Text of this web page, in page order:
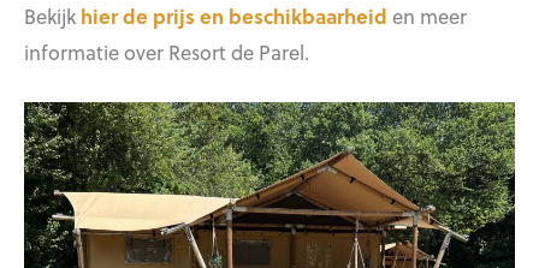
Bekijk hier de prijs en beschikbaarheid en meer
informatie over Resort de Parel.